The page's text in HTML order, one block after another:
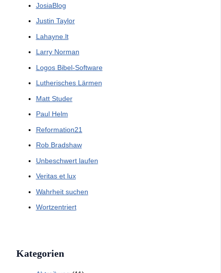
JosiaBlog
Justin Taylor
Lahayne.lt
Larry Norman
Logos Bibel-Software
Lutherisches Lärmen
Matt Studer
Paul Helm
Reformation21
Rob Bradshaw
Unbeschwert laufen
Veritas et lux
Wahrheit suchen
Wortzentriert
Kategorien